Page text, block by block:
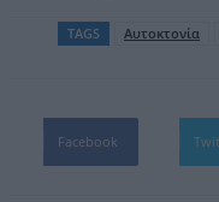
TAGS Αυτοκτονία
Facebook